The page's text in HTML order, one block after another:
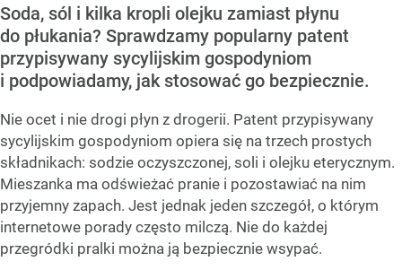
Soda, sól i kilka kropli olejku zamiast płynu
do płukania? Sprawdzamy popularny patent
przypisywany sycylijskim gospodyniom
i podpowiadamy, jak stosować go bezpiecznie.
Nie ocet i nie drogi płyn z drogerii. Patent przypisywany
sycylijskim gospodyniom opiera się na trzech prostych
składnikach: sodzie oczyszczonej, soli i olejku eterycznym.
Mieszanka ma odświeżać pranie i pozostawiać na nim
przyjemny zapach. Jest jednak jeden szczegół, o którym
internetowe porady często milczą. Nie do każdej
przegródki pralki można ją bezpiecznie wsypać.